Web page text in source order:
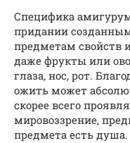
Специфика
придании
предметам свойств
даже фрукты или
глаза, нос, рот.
ожить может
скорее всего
мировоззрение,
предмета есть душа.